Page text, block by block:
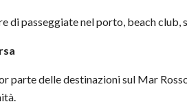
di passeggiate nel porto, beach
parte delle destinazioni sul Mar